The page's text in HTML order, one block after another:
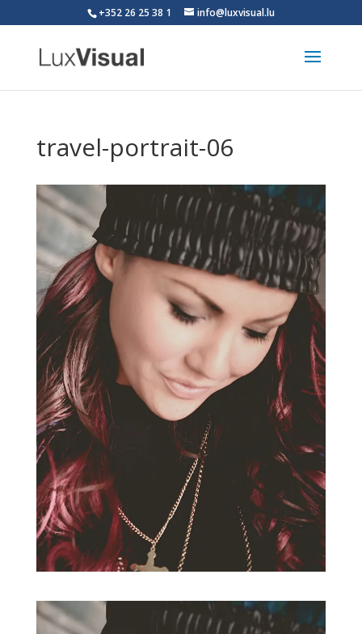
+352 26 25 38 1 info@luxvisual.lu
travel-portrait-06